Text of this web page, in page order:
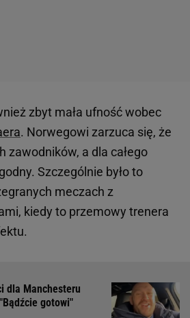
zbyt mała ufność wobec
. Norwegowi zarzuca się, że
zawodników, a dla całego
Szczególnie było to
meczach z
kiedy to przemowy trenera
dla Manchesteru
gotowi"